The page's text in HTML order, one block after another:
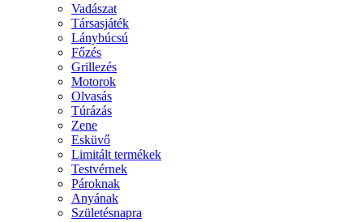
Vadászat
Társasjáték
Lánybúcsú
Főzés
Grillezés
Motorok
Olvasás
Túrázás
Zene
Esküvő
Limitált termékek
Testvérnek
Pároknak
Anyának
Születésnapra